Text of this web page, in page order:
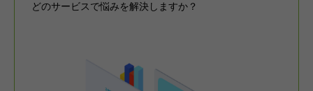
どのサービスで悩みを解決しますか？